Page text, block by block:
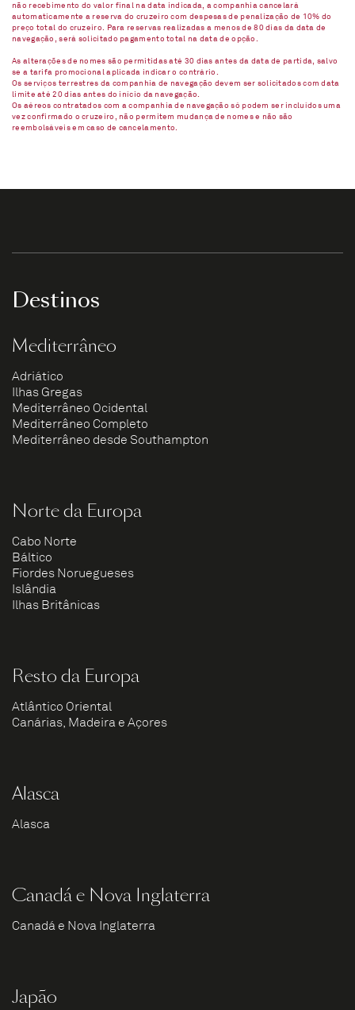
não recebimento do valor final na data indicada, a companhia cancelará
automaticamente a reserva do cruzeiro com despesas de penalização de 10% do
preço total do cruzeiro. Para reservas realizadas a menos de 80 dias da data de
navegação, será solicitado pagamento total na data de opção.
As alterações de nomes são permitidas até 30 dias antes da data de partida, salvo
se a tarifa promocional aplicada indicar o contrário.
Os serviços terrestres da companhia de navegação devem ser solicitados com data
limite até 20 dias antes do início da navegação.
Os aéreos contratados com a companhia de navegação só podem ser incluídos uma
vez confirmado o cruzeiro, não permitem mudança de nomes e não são
reembolsáveis em caso de cancelamento.​
Destinos
Mediterrâneo
Adriático
Ilhas Gregas
Mediterrâneo Ocidental
Mediterrâneo Completo
Mediterrâneo desde Southampton
Norte da Europa
Cabo Norte
Báltico
Fiordes Noruegueses
Islândia
Ilhas Britânicas
Resto da Europa
Atlântico Oriental
Canárias, Madeira e Açores
Alasca
Alasca
Canadá e Nova Inglaterra
Canadá e Nova Inglaterra
Japão